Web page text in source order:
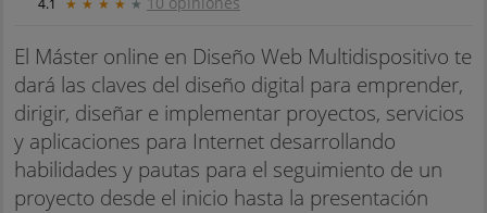
4.1 ★ ★ ★ ★ ★
El Máster online en Diseño Web Multidispositivo te
dará las claves del diseño digital para emprender,
dirigir, diseñar e implementar proyectos, servicios
y aplicaciones para Internet desarrollando
habilidades y pautas para el seguimiento de un
proyecto desde el inicio hasta la presentación